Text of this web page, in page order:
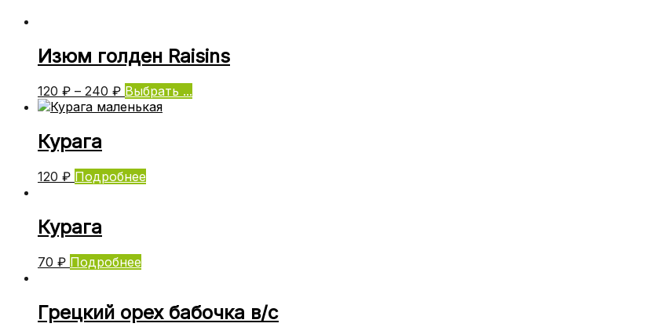
Изюм голден Raisins
120 ₽ – 240 ₽ Выбрать ...
Курага
120 ₽ Подробнее
Курага
70 ₽ Подробнее
Грецкий орех бабочка в/с